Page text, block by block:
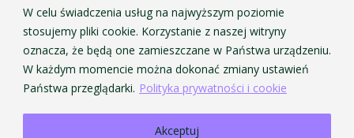
W celu świadczenia usług na najwyższym poziomie
stosujemy pliki cookie. Korzystanie z naszej witryny
oznacza, że będą one zamieszczane w Państwa urządzeniu.
W każdym momencie można dokonać zmiany ustawień
Państwa przeglądarki. Polityka prywatności i cookie
Akceptuj
Sorry, this entry is only available inPolski.